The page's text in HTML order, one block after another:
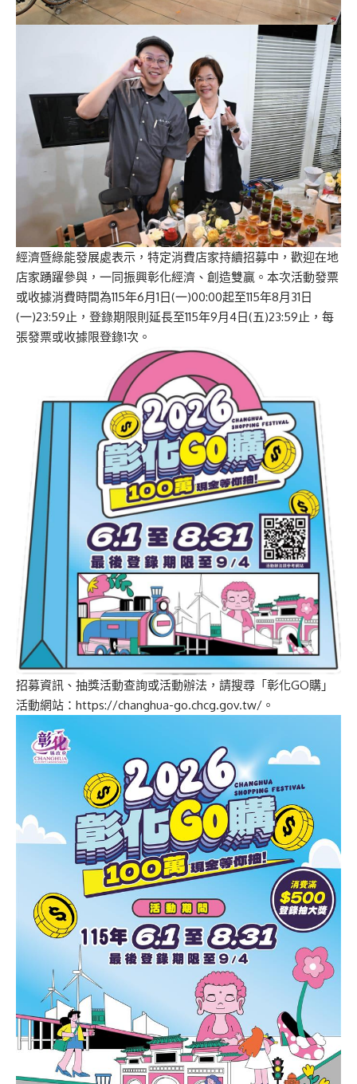
經濟暨綠能發展處表示，特定消費店家持續招募中，歡迎在地
店家踴躍參與，一同振興彰化經濟、創造雙贏。本次活動發票
或收據消費時間為115年6月1日(一)00:00起至115年8月31日
(一)23:59止，登錄期限則延長至115年9月4日(五)23:59止，每
張發票或收據限登錄1次。
招募資訊、抽獎活動查詢或活動辦法，請搜尋「彰化GO購」
活動網站：https://changhua-go.chcg.gov.tw/。